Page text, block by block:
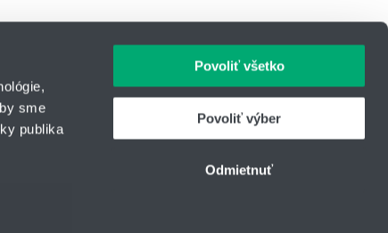
sme
publika
Povoliť všetko
Povoliť výber
Odmietnuť
IČO: 31344500
Telefón: +421 903 447 245